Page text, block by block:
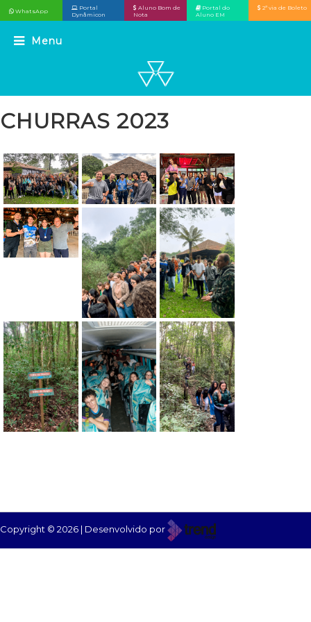
2ª via de Boleto
Portal do
Aluno EM
Aluno Bom de
Nota
Portal
Dynâmicon
WhatsApp
CHURRAS 2023
Copyright © 2026 | Desenvolvido por